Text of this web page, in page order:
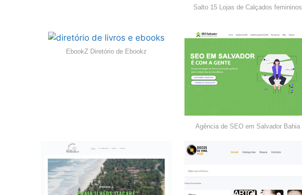
Salto 15 Lojas de Calçados femininos
EbookZ Diretório de Ebookz
Agência de SEO em Salvador Bahia